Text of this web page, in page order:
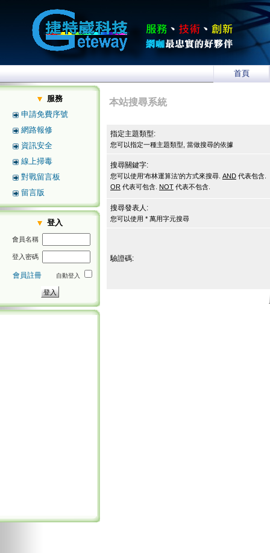
首頁
服務
申請免費序號
網路報修
資訊安全
線上掃毒
對戰留言板
留言版
登入
會員名稱
登入密碼
會員註冊 自動登入
本站搜尋系統
指定主題類型:
您可以指定一種主題類型, 當做搜尋的依據
搜尋關鍵字:
您可以使用'布林運算法'的方式來搜尋. AND 代表包含.
OR 代表可包含. NOT 代表不包含.
搜尋發表人:
您可以使用 * 萬用字元搜尋
驗證碼: